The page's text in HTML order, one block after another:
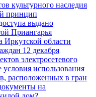
культурного наследия
принцип
выдано
Приангарья
Иркутской области
12 декабря
электросетевого
условия использования
расположенных в гран
на